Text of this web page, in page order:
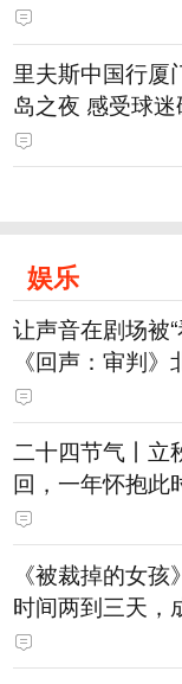
里夫斯中国行厦
岛之夜 感受球
娱乐
让声音在剧场被
《回声：审判
二十四节气丨立
回，一年怀抱此
《被裁掉的女
时间两到三天，